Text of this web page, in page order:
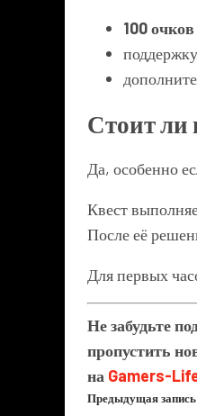
100
Стоит ли
Да, особенно
Квест
После её
Для первых
Не забудьте
пропустить
на Gamers-
Предыдущая запись